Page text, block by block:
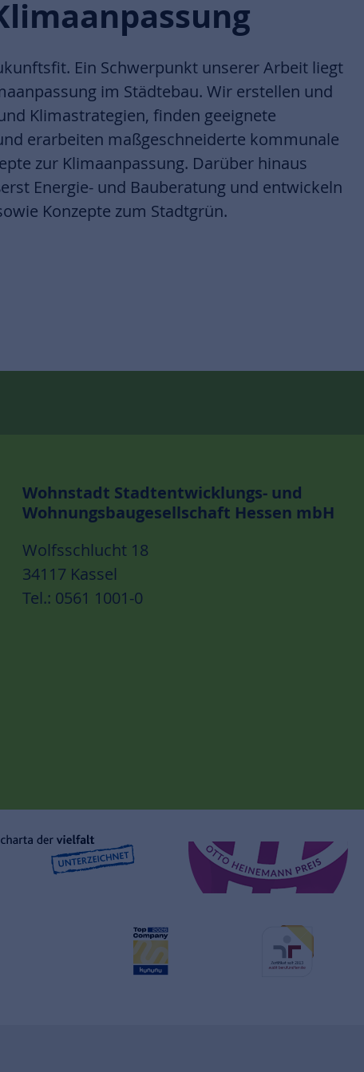
Ein Schwerpunkt unserer Arbeit liegt
im Städtebau. Wir erstellen und
Klimastrategien, finden geeignete
erarbeiten maßgeschneiderte kommunale
zur Klimaanpassung. Darüber hinaus
Energie- und Bauberatung und entwickeln
Konzepte zum Stadtgrün.
Wohnstadt Stadtentwicklungs- und
Wohnungsbaugesellschaft Hessen mbH
Wolfsschlucht 18
34117 Kassel
Tel.: 0561 1001-0